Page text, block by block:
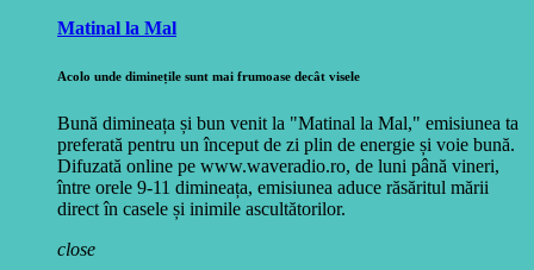
Matinal la Mal
Acolo unde diminețile sunt mai frumoase decât visele
Bună dimineața și bun venit la "Matinal la Mal," emisiunea ta
preferată pentru un început de zi plin de energie și voie bună.
Difuzată online pe www.waveradio.ro, de luni până vineri,
între orele 9-11 dimineața, emisiunea aduce răsăritul mării
direct în casele și inimile ascultătorilor.
close